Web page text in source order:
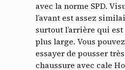
avec la norme SPD.
l’avant est assez
surtout l’arrière qui
plus large. Vous
essayer de pousser
chaussure avec cale